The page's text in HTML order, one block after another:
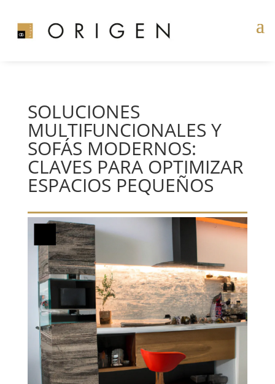
SOLUCIONES
MULTIFUNCIONALES Y
SOFÁS MODERNOS:
CLAVES PARA OPTIMIZAR
ESPACIOS PEQUEÑOS